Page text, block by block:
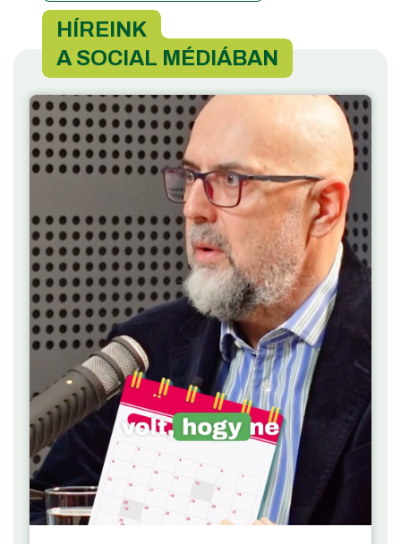
HÍREINK
A SOCIAL MÉDIÁBAN